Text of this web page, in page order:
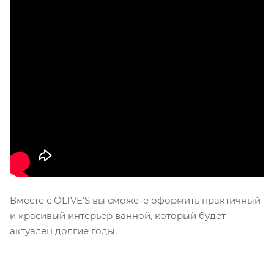
Вместе с OLIVE’S вы сможете оформить практичный
и красивый интерьер ванной, который будет
актуален долгие годы.